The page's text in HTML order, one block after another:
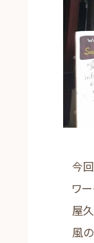
今
ワ
屋
風